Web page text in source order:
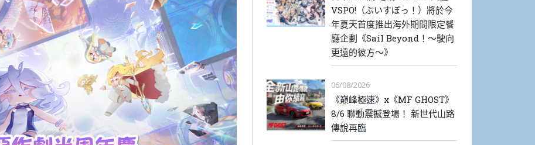
VSPO!（ぶいすぽっ！）將於今
年夏天首度推出海外期間限定餐
廳企劃《Sail Beyond！～駛向
更遠的彼方～》
06/08/2026
《巔峰極速》x《MF GHOST》
8/6 聯動震撼登場！ 新世代山路
傳說再臨